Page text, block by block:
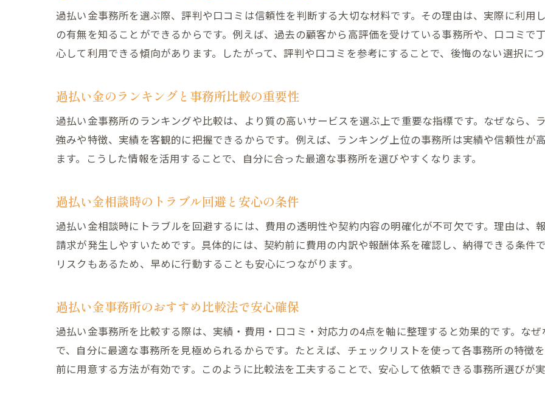
過払い金請求で失敗しない事務所比較の秘訣
過払い金請求で失敗しない事務所比較の実践法
過払い金相談時のデメリットを事前に確認
過払い金のおすすめ事務所比較で失敗を防ぐ
過払い金事務所の料金体系と信頼性チェック
過払い金相談のおすすめ事務所比較ポイント
過払い金請求に強い事務所の特徴を徹底解説
過払い金請求に強い事務所の特徴と見分け方
過払い金事務所の実績や対応力を徹底比較
過払い金事務所を選ぶ際、評判や口コミは信頼性を判断する大切な材料です。その理由は、実際に利用
の有無を知ることができるからです。例えば、過去の顧客から高評価を受けている事務所や、口コミで
心して利用できる傾向があります。したがって、評判や口コミを参考にすることで、後悔のない選択に
過払い金のランキングと事務所比較の重要性
過払い金事務所のランキングや比較は、より質の高いサービスを選ぶ上で重要な指標です。なぜなら、
強みや特徴、実績を客観的に把握できるからです。例えば、ランキング上位の事務所は実績や信頼性が
ます。こうした情報を活用することで、自分に合った最適な事務所を選びやすくなります。
過払い金相談時のトラブル回避と安心の条件
過払い金相談時にトラブルを回避するには、費用の透明性や契約内容の明確化が不可欠です。理由は、
請求が発生しやすいためです。具体的には、契約前に費用の内訳や報酬体系を確認し、納得できる条件
リスクもあるため、早めに行動することも安心につながります。
過払い金事務所のおすすめ比較法で安心確保
過払い金事務所を比較する際は、実績・費用・口コミ・対応力の4点を軸に整理すると効果的です。な
で、自分に最適な事務所を見極められるからです。たとえば、チェックリストを使って各事務所の特徴
前に用意する方法が有効です。このように比較法を工夫することで、安心して依頼できる事務所選びが